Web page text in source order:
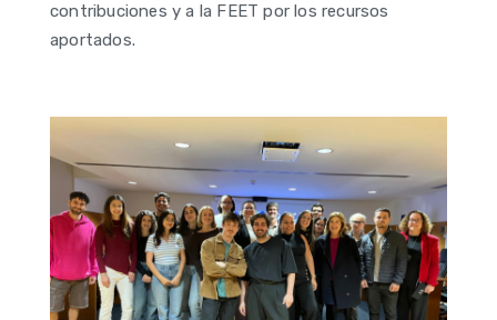
contribuciones y a la FEET por los recursos
aportados.